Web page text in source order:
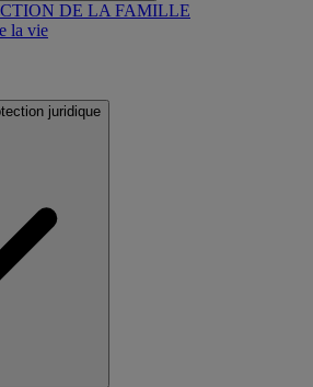
DE LA FAMILLE
la vie
juridique